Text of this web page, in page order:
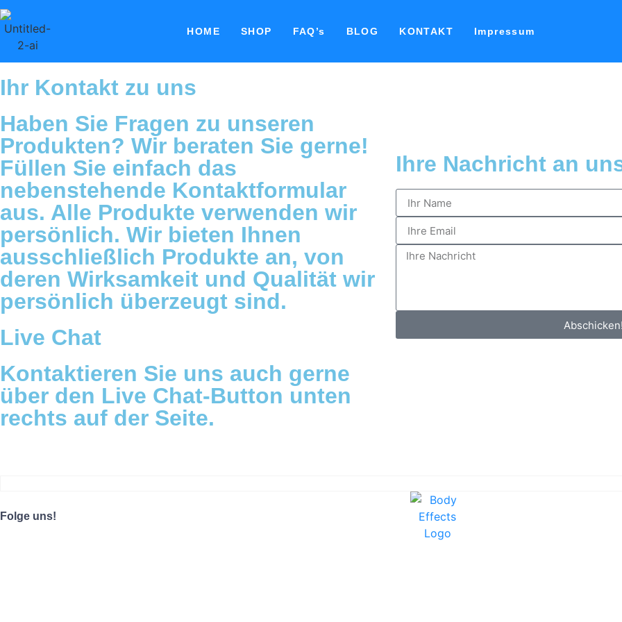
HOME SHOP FAQ’s BLOG KONTAKT Impressum
Ihr Kontakt zu uns
Haben Sie Fragen zu unseren
Produkten? Wir beraten Sie gerne!
Füllen Sie einfach das
nebenstehende Kontaktformular
aus. Alle Produkte verwenden wir
persönlich. Wir bieten Ihnen
ausschließlich Produkte an, von
deren Wirksamkeit und Qualität wir
persönlich überzeugt sind.
Live Chat
Kontaktieren Sie uns auch gerne
über den Live Chat-Button unten
rechts auf der Seite.
Ihre Nachricht an
Folge uns!